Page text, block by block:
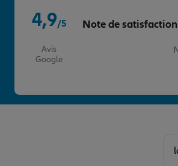
4,9/5
Avis
Google
Note de satisfaction